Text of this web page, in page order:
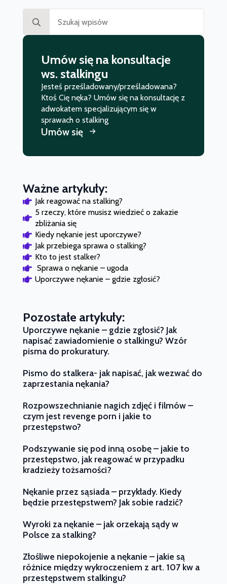
for:
Umów się na konsultacje
ws. stalkingu
Jesteś prześladowany/prześladowana?
Ktoś Cię nęka? Umów się na konsultację z
adwokatem specjalizującym się w
sprawach o stalking
Umów się
Ważne artykuły:
Jak reagować na stalking?
5 rzeczy, które musisz wiedzieć o zakazie
zbliżania się
Kiedy nękanie jest uporczywe?
Jak przebiega sprawa o stalking?
Kto to jest stalker?
Sprawa o nękanie – ugoda
Uporczywe nękanie – gdzie zgłosić?
Pozostałe artykuły:
Uporczywe nękanie – gdzie zgłosić? Jak
napisać zawiadomienie o stalkingu? Wzór
pisma do prokuratury.
Pismo do stalkera- jak napisać, jak wezwać do
zaprzestania nękania?
Rozpowszechnianie nagich zdjęć i filmów –
czym jest revenge porn i jakie to
przestępstwo?
Podszywanie się pod inną osobę – jakie to
przestępstwo, jak reagować w przypadku
kradzieży tożsamości?
Nękanie przez sąsiada – przykłady. Kiedy
będzie przestępstwem? Jak sobie radzić?
Wyroki za nękanie – jak orzekają sądy w
Polsce za stalking?
Złośliwe niepokojenie a nękanie – jakie są
różnice między wykroczeniem z art. 107 kw a
przestępstwem stalkingu?